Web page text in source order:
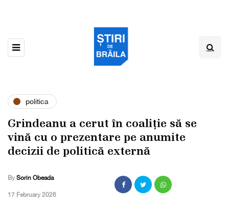
politica
Grindeanu a cerut în coaliție să se
vină cu o prezentare pe anumite
decizii de politică externă
By Sorin Obeada
,17 February 2026